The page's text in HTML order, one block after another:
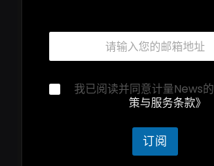
邮
*
*
隐
声
明
隐
我已阅读并同意计量News的
策与服务条款》
订阅